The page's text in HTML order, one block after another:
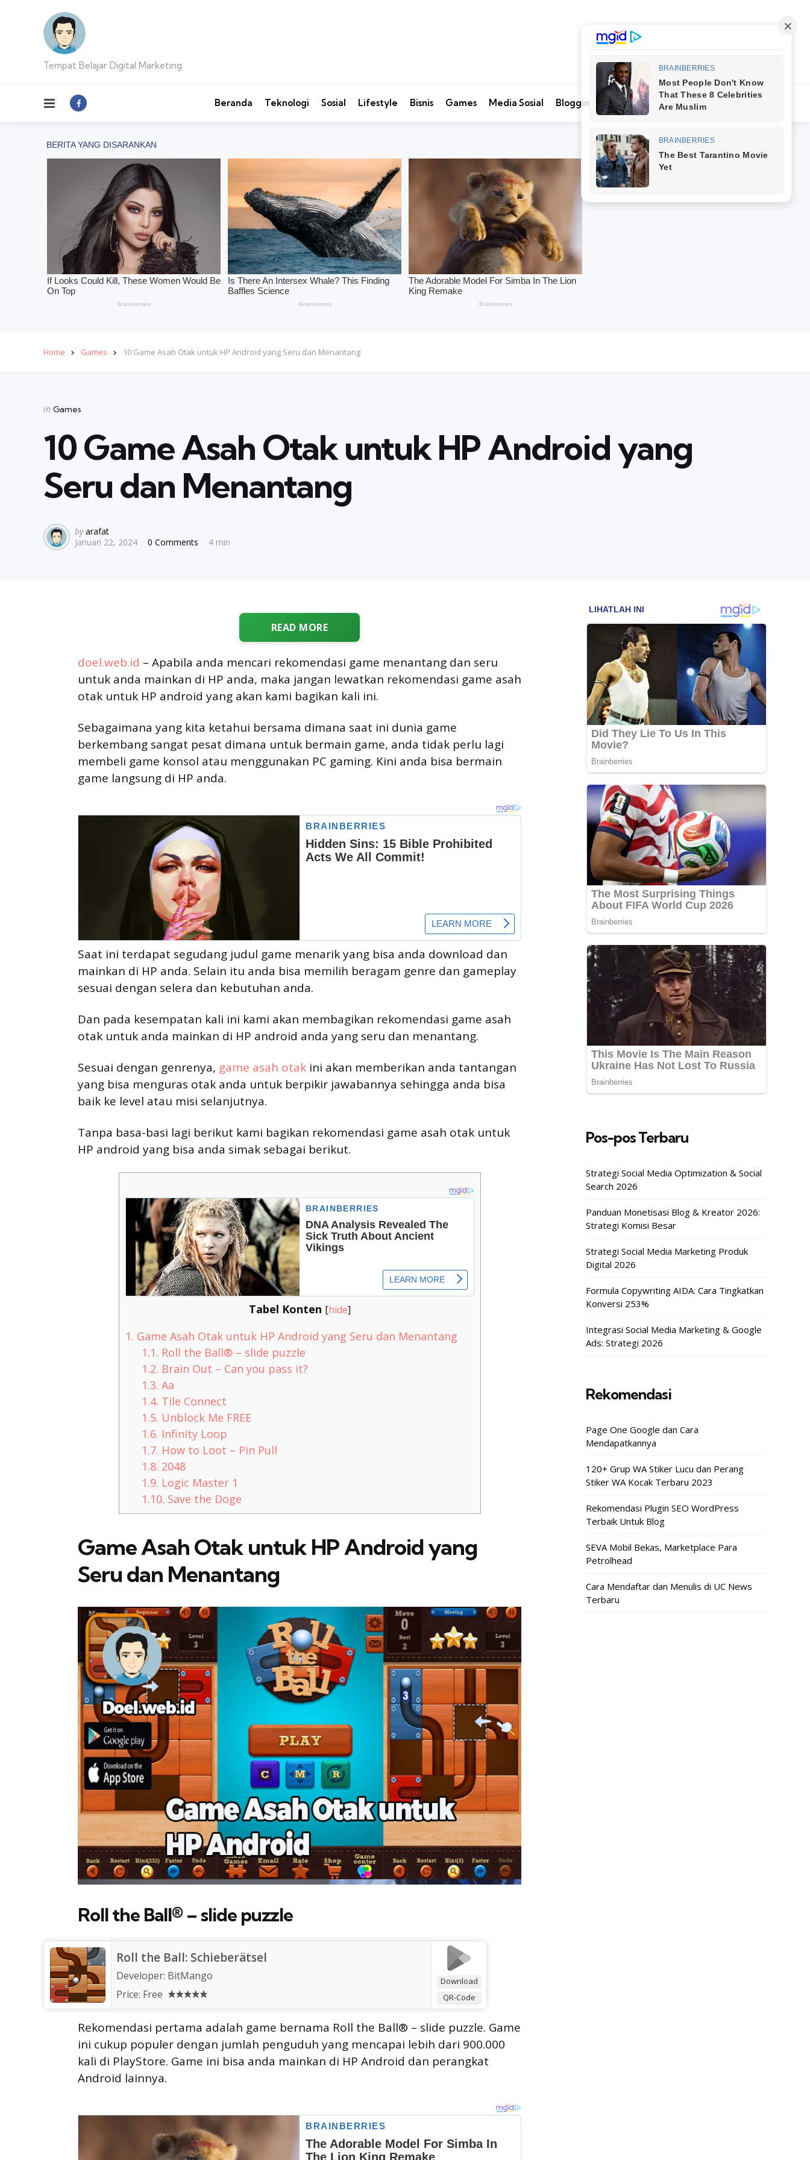
Tempat Belajar Digital Marketing
Menu Beranda Teknologi Sosial Lifestyle Bisnis Games Media Sosial Blogging SearchKontak Kami
Home Games 10 Game Asah Otak untuk HP Android yang Seru dan Menantang
Categories
Posted
in Games
10 Game Asah Otak untuk HP Android yang
Seru dan Menantang
Posted
by
by arafat
Januari 22, 2024
0 Comments 4 min
READ MORE
doel.web.id – Apabila anda mencari rekomendasi game menantang dan seru
untuk anda mainkan di HP anda, maka jangan lewatkan rekomendasi game asah
otak untuk HP android yang akan kami bagikan kali ini.
Sebagaimana yang kita ketahui bersama dimana saat ini dunia game
berkembang sangat pesat dimana untuk bermain game, anda tidak perlu lagi
membeli game konsol atau menggunakan PC gaming. Kini anda bisa bermain
game langsung di HP anda.
Saat ini terdapat segudang judul game menarik yang bisa anda download dan
mainkan di HP anda. Selain itu anda bisa memilih beragam genre dan gameplay
sesuai dengan selera dan kebutuhan anda.
Dan pada kesempatan kali ini kami akan membagikan rekomendasi game asah
otak untuk anda mainkan di HP android anda yang seru dan menantang.
Sesuai dengan genrenya, game asah otak ini akan memberikan anda tantangan
yang bisa menguras otak anda untuk berpikir jawabannya sehingga anda bisa
baik ke level atau misi selanjutnya.
Tanpa basa-basi lagi berikut kami bagikan rekomendasi game asah otak untuk
HP android yang bisa anda simak sebagai berikut.
Tabel Konten [hide]
1. Game Asah Otak untuk HP Android yang Seru dan Menantang
1.1. Roll the Ball® – slide puzzle
1.2. Brain Out – Can you pass it?
1.3. Aa
1.4. Tile Connect
1.5. Unblock Me FREE
1.6. Infinity Loop
1.7. How to Loot – Pin Pull
1.8. 2048
1.9. Logic Master 1
1.10. Save the Doge
Game Asah Otak untuk HP Android yang
Seru dan Menantang
Roll the Ball® – slide puzzle
Download
QR-Code
Roll the Ball: Schieberätsel
Developer: BitMango
Price: Free
Rekomendasi pertama adalah game bernama Roll the Ball® – slide puzzle. Game
ini cukup populer dengan jumlah penguduh yang mencapai lebih dari 900.000
kali di PlayStore. Game ini bisa anda mainkan di HP Android dan perangkat
Android lainnya.
Pos-pos Terbaru
Strategi Social Media Optimization & Social
Search 2026
Panduan Monetisasi Blog & Kreator 2026:
Strategi Komisi Besar
Strategi Social Media Marketing Produk
Digital 2026
Formula Copywriting AIDA: Cara Tingkatkan
Konversi 253%
Integrasi Social Media Marketing & Google
Ads: Strategi 2026
Rekomendasi
Page One Google dan Cara
Mendapatkannya
120+ Grup WA Stiker Lucu dan Perang
Stiker WA Kocak Terbaru 2023
Rekomendasi Plugin SEO WordPress
Terbaik Untuk Blog
SEVA Mobil Bekas, Marketplace Para
Petrolhead
Cara Mendaftar dan Menulis di UC News
Terbaru